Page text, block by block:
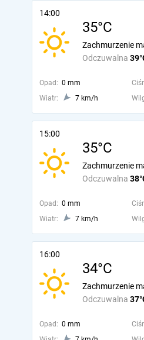
14:00
35°C
Odczuwalna
Zachmurzenie
Opad: 0 mm
Wiatr:
7 km/h
15:00
35°C
Odczuwalna
Zachmurzenie
Opad: 0 mm
Wiatr:
7 km/h
16:00
34°C
Odczuwalna
Zachmurzenie
Opad: 0 mm